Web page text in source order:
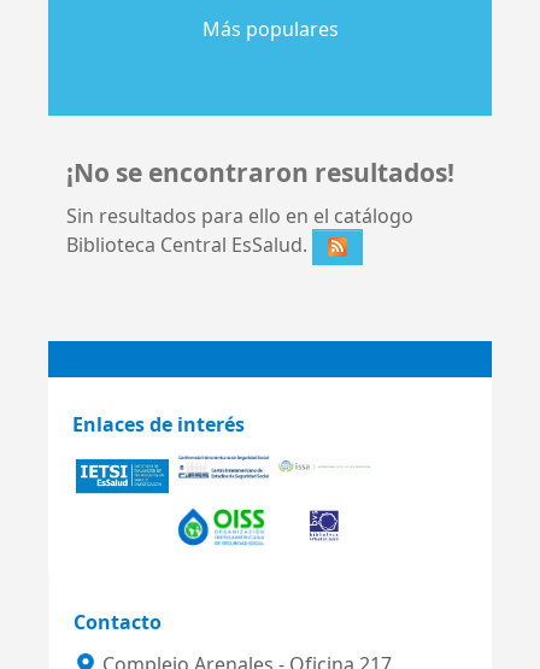
Más populares
¡No se encontraron resultados!
Sin resultados para ello en el catálogo
Biblioteca Central EsSalud.
Enlaces de interés
Contacto